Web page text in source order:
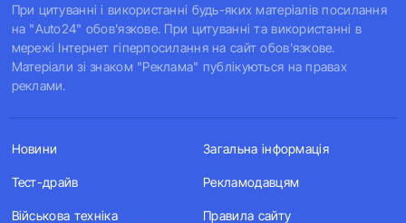
При цитуванні і використанні будь-яких матеріалів посилання
на "Auto24" обов'язкове. При цитуванні та використанні в
мережі Інтернет гіперпосилання на сайт обов'язкове.
Матеріали зі знаком "Реклама" публікуються на правах
реклами.
Новини
Тест-драйв
Військова техніка
Загальна інформація
Рекламодавцям
Правила сайту